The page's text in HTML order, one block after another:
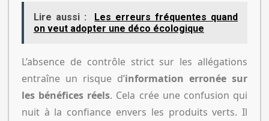
Lire aussi :
Les erreurs fréquentes quand
on veut adopter une déco écologique
L’absence de contrôle strict sur les allégations
entraîne un risque d’information erronée sur
les bénéfices réels. Cela crée une confusion qui
nuit à la confiance envers les produits verts. Il